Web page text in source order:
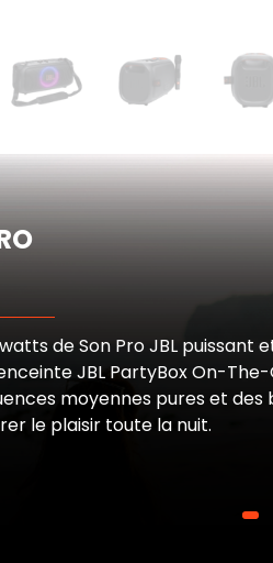
de Son Pro JBL puissant
JBL PartyBox On-The-
moyennes pures et des
le plaisir toute la nuit.